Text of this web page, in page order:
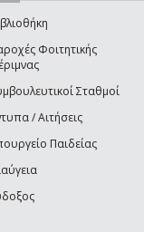
Φοιτητικής
Σταθμοί
/ Αιτήσεις
Παιδείας